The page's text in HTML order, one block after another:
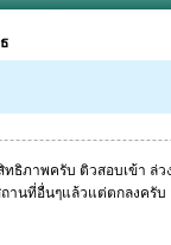
ทธิภาพครับ ติวสอบเข้า ล่
นที่อื่นๆแล้วแต่ตกลงครับ